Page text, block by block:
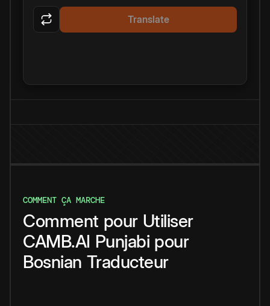
Translate
COMMENT ÇA MARCHE
Comment pour Utiliser
CAMB.AI Punjabi pour
Bosnian Traducteur